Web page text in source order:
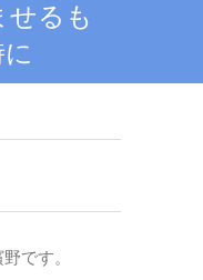
せるも
です。